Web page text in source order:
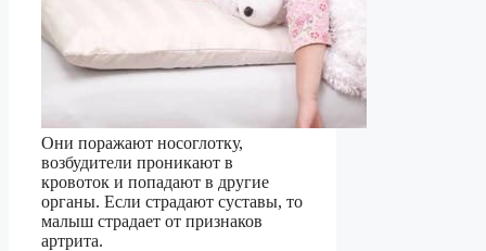
Они поражают носоглотку,
возбудители проникают в
кровоток и попадают в другие
органы. Если страдают суставы, то
малыш страдает от признаков
артрита.